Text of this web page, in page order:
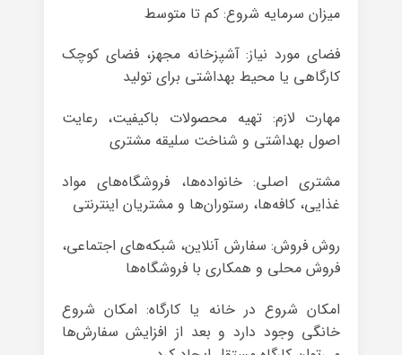
میزان سرمایه شروع: کم تا متوسط
فضای مورد نیاز: آشپزخانه مجهز، فضای کوچک
کارگاهی یا محیط بهداشتی برای تولید
مهارت لازم: تهیه محصولات باکیفیت، رعایت
اصول بهداشتی و شناخت سلیقه مشتری
مشتری اصلی: خانواده‌ها، فروشگاه‌های مواد
غذایی، کافه‌ها، رستوران‌ها و مشتریان اینترنتی
روش فروش: سفارش آنلاین، شبکه‌های اجتماعی،
فروش محلی و همکاری با فروشگاه‌ها
امکان شروع در خانه یا کارگاه: امکان شروع
خانگی وجود دارد و بعد از افزایش سفارش‌ها